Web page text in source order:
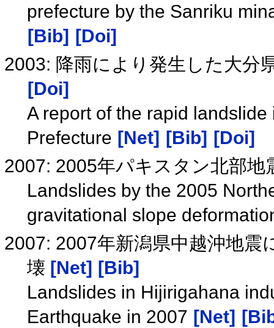
prefecture by the Sanriku
[Bib] [Doi]
2003: 降雨により発生した大分
[Doi]
A report of the rapid
Prefecture [Net] [Bib] [Doi]
2007: 2005年パキスタン北部
Landslides by the 2005
gravitational slope
2007: 2007年新潟県中越沖地
壊 [Net] [Bib]
Landslides in Hijirigahana
Earthquake in 2007 [Net]